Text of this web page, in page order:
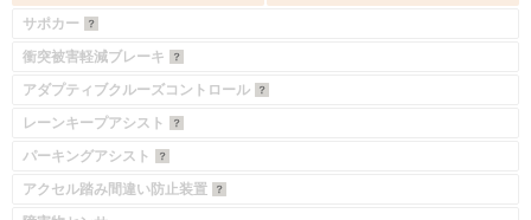
サポカー
衝突被害軽減ブレーキ
アダプティブクルーズコントロール
レーンキープアシスト
パーキングアシスト
アクセル踏み間違い防止装置